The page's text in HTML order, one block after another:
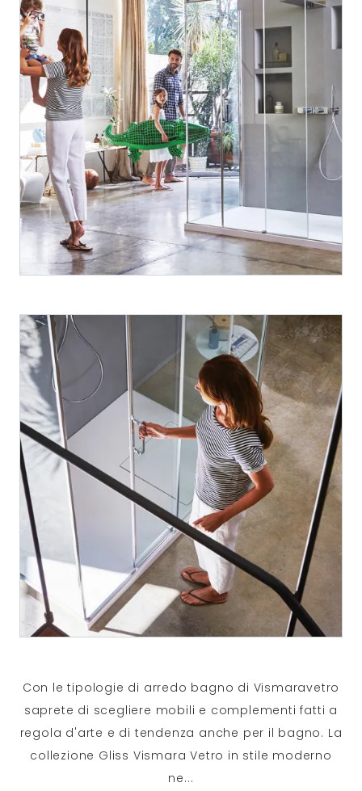
Con le tipologie di arredo bagno di Vismaravetro
saprete di scegliere mobili e complementi fatti a
regola d'arte e di tendenza anche per il bagno. La
collezione Gliss Vismara Vetro in stile moderno
ne...